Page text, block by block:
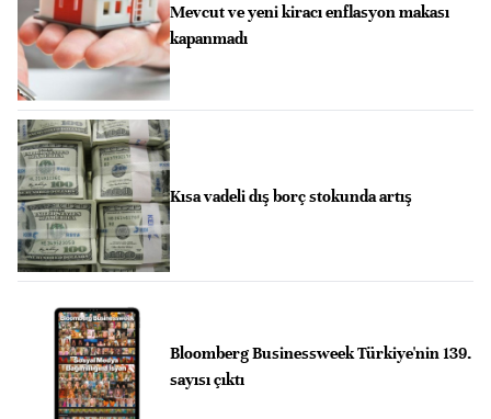
Mevcut ve yeni kiracı enflasyon makası
kapanmadı
Kısa vadeli dış borç stokunda artış
Bloomberg Businessweek Türkiye'nin 139.
sayısı çıktı